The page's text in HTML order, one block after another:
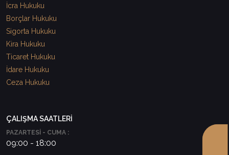
İcra Hukuku
Borçlar Hukuku
Sigorta Hukuku
Kira Hukuku
Ticaret Hukuku
İdare Hukuku
Ceza Hukuku
ÇALIŞMA SAATLERİ
PAZARTESİ - CUMA :
09:00 - 18:00